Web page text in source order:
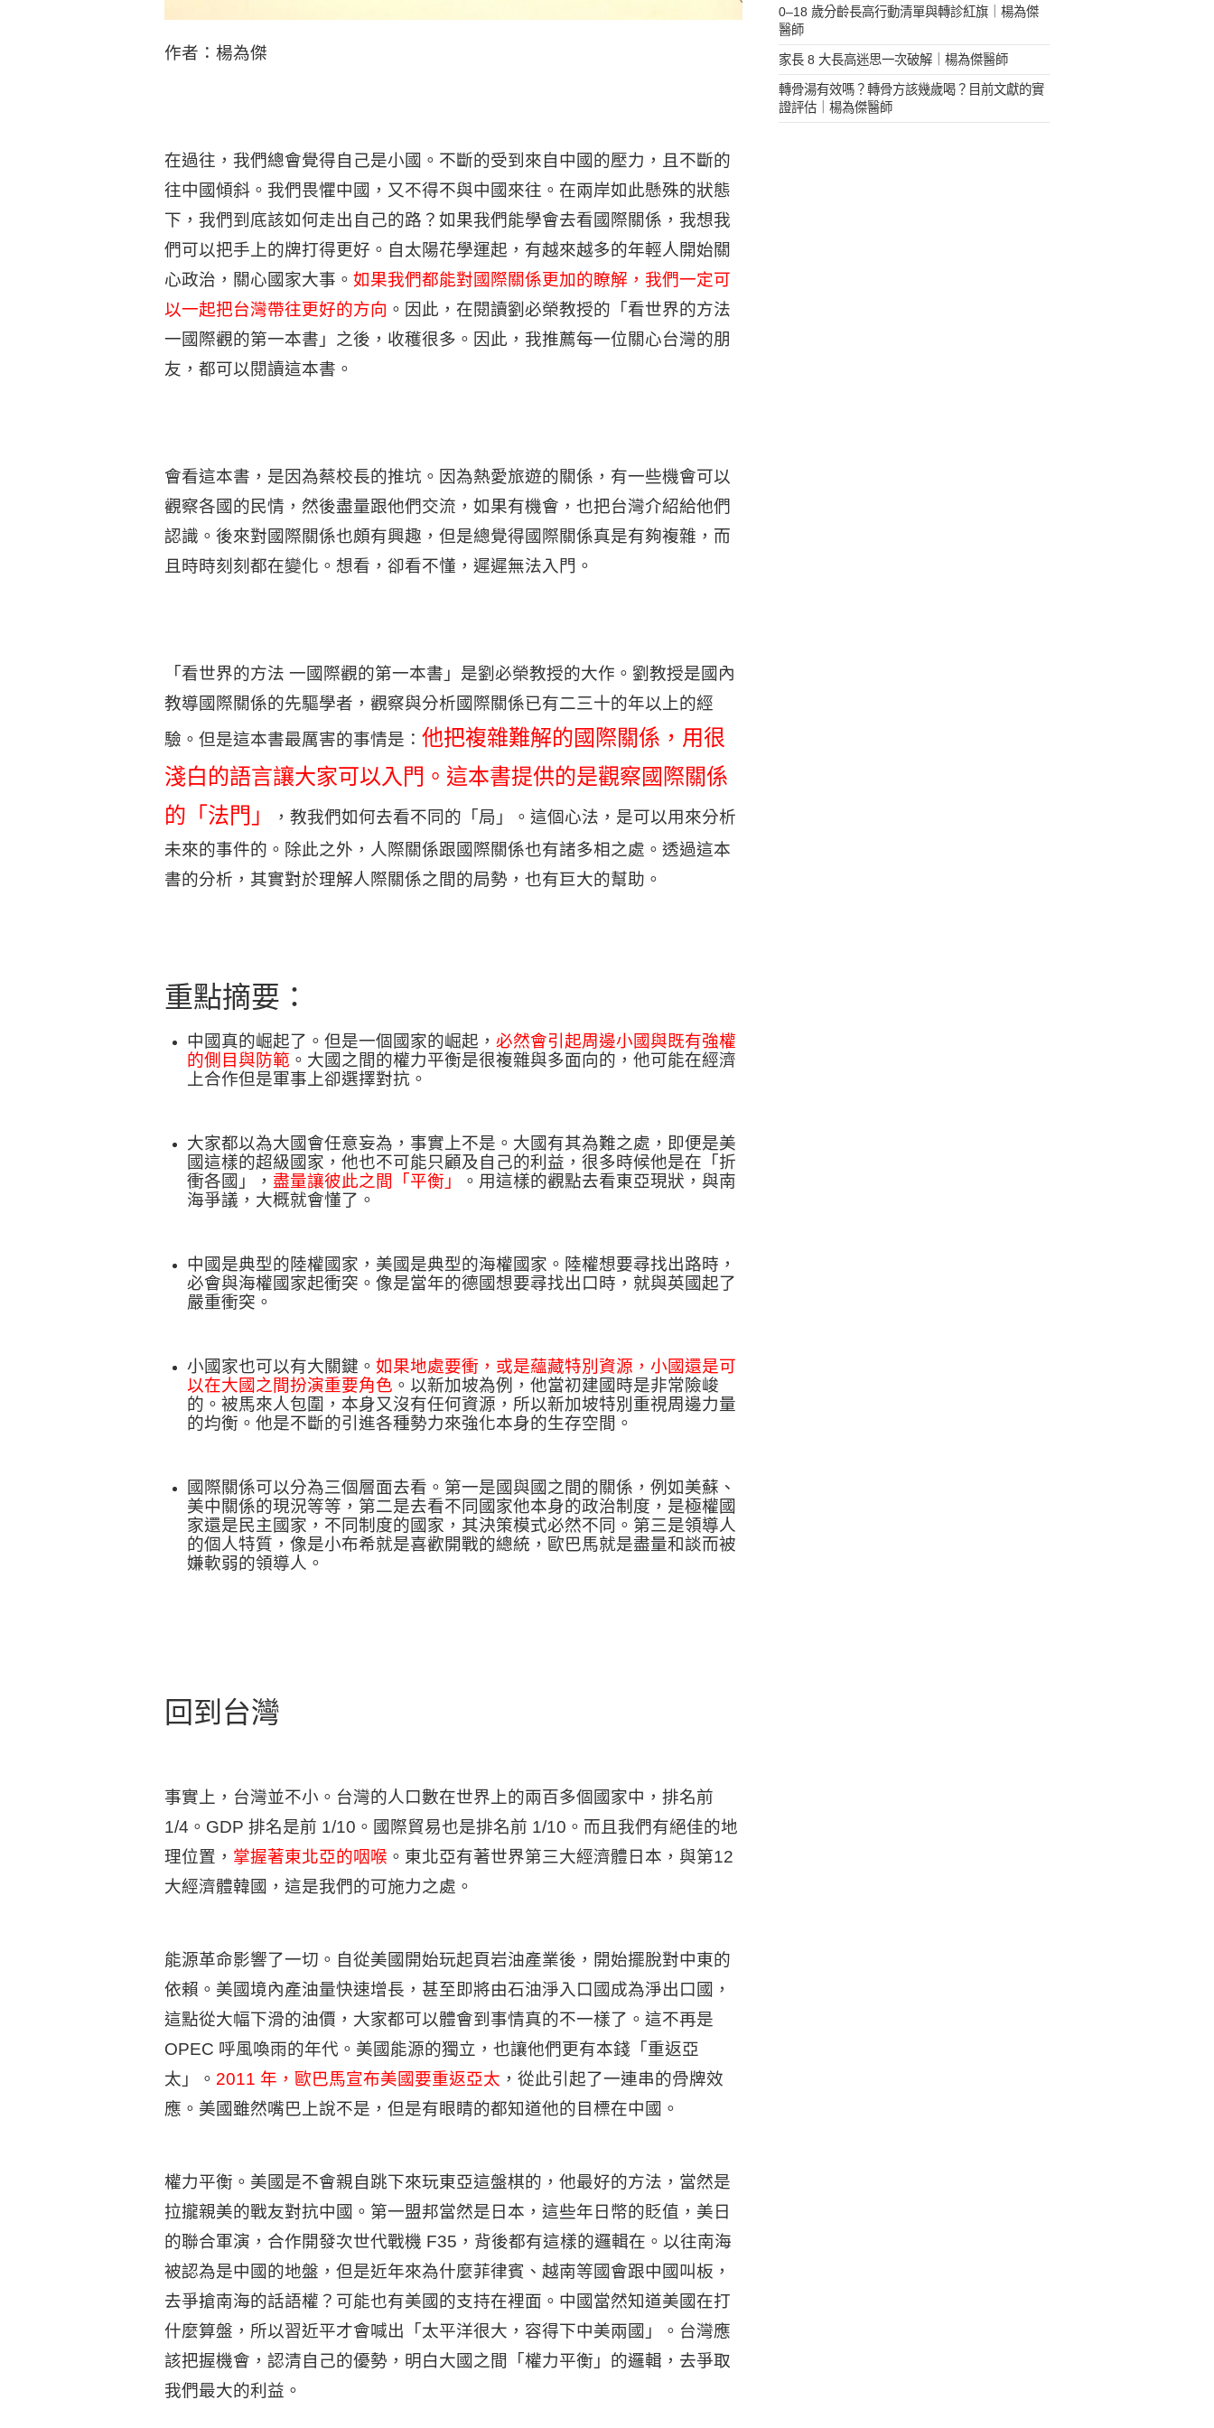
作者：楊為傑
在過往，我們總會覺得自己是小國。不斷的受到來自中國的壓力，且不斷的
往中國傾斜。我們畏懼中國，又不得不與中國來往。在兩岸如此懸殊的狀態
下，我們到底該如何走出自己的路？如果我們能學會去看國際關係，我想我
們可以把手上的牌打得更好。自太陽花學運起，有越來越多的年輕人開始關
心政治，關心國家大事。 如果我們都能對國際關係更加的瞭解，我們一定可
以一起把台灣帶往更好的方向 。因此，在閱讀劉必榮教授的「看世界的方法
一國際觀的第一本書」之後，收穫很多。因此，我推薦每一位關心台灣的朋
友，都可以閱讀這本書。
會看這本書，是因為蔡校長的推坑。因為熱愛旅遊的關係，有一些機會可以
觀察各國的民情，然後盡量跟他們交流，如果有機會，也把台灣介紹給他們
認識。後來對國際關係也頗有興趣，但是總覺得國際關係真是有夠複雜，而
且時時刻刻都在變化。想看，卻看不懂，遲遲無法入門。
「看世界的方法 一國際觀的第一本書」是劉必榮教授的大作。劉教授是國內
教導國際關係的先驅學者，觀察與分析國際關係已有二三十的年以上的經
驗。但是這本書最厲害的事情是： 他把複雜難解的國際關係，用很
淺白的語言讓大家可以入門。這本書提供的是觀察國際關係
的「法門」
，教我們如何去看不同的「局」。這個心法，是可以用來分析
未來的事件的。除此之外，人際關係跟國際關係也有諸多相之處。透過這本
書的分析，其實對於理解人際關係之間的局勢，也有巨大的幫助。
重點摘要：
中國真的崛起了。但是一個國家的崛起， 必然會引起周邊小國與既有強權
的側目與防範 。大國之間的權力平衡是很複雜與多面向的，他可能在經濟
上合作但是軍事上卻選擇對抗。
大家都以為大國會任意妄為，事實上不是。大國有其為難之處，即便是美
國這樣的超級國家，他也不可能只顧及自己的利益，很多時候他是在「折
衝各國」， 盡量讓彼此之間「平衡」
。用這樣的觀點去看東亞現狀，與南
海爭議，大概就會懂了。
中國是典型的陸權國家，美國是典型的海權國家。陸權想要尋找出路時，
必會與海權國家起衝突。像是當年的德國想要尋找出口時，就與英國起了
嚴重衝突。
小國家也可以有大關鍵。 如果地處要衝，或是蘊藏特別資源，小國還是可
以在大國之間扮演重要角色 。以新加坡為例，他當初建國時是非常險峻
的。被馬來人包圍，本身又沒有任何資源，所以新加坡特別重視周邊力量
的均衡。他是不斷的引進各種勢力來強化本身的生存空間。
國際關係可以分為三個層面去看。第一是國與國之間的關係，例如美蘇、
美中關係的現況等等，第二是去看不同國家他本身的政治制度，是極權國
家還是民主國家，不同制度的國家，其決策模式必然不同。第三是領導人
的個人特質，像是小布希就是喜歡開戰的總統，歐巴馬就是盡量和談而被
嫌軟弱的領導人。
回到台灣
事實上，台灣並不小。台灣的人口數在世界上的兩百多個國家中，排名前
1/4。GDP 排名是前 1/10。國際貿易也是排名前 1/10。而且我們有絕佳的地
理位置， 掌握著東北亞的咽喉 。東北亞有著世界第三大經濟體日本，與第12
大經濟體韓國，這是我們的可施力之處。
能源革命影響了一切。自從美國開始玩起頁岩油產業後，開始擺脫對中東的
依賴。美國境內產油量快速增長，甚至即將由石油淨入口國成為淨出口國，
這點從大幅下滑的油價，大家都可以體會到事情真的不一樣了。這不再是
OPEC 呼風喚雨的年代。美國能源的獨立，也讓他們更有本錢「重返亞
太」。 2011 年，歐巴馬宣布美國要重返亞太 ，從此引起了一連串的骨牌效
應。美國雖然嘴巴上說不是，但是有眼睛的都知道他的目標在中國。
權力平衡。美國是不會親自跳下來玩東亞這盤棋的，他最好的方法，當然是
拉攏親美的戰友對抗中國。第一盟邦當然是日本，這些年日幣的貶值，美日
的聯合軍演，合作開發次世代戰機 F35，背後都有這樣的邏輯在。以往南海
被認為是中國的地盤，但是近年來為什麼菲律賓、越南等國會跟中國叫板，
去爭搶南海的話語權？可能也有美國的支持在裡面。中國當然知道美國在打
什麼算盤，所以習近平才會喊出「太平洋很大，容得下中美兩國」。台灣應
該把握機會，認清自己的優勢，明白大國之間「權力平衡」的邏輯，去爭取
我們最大的利益。
0–18 歲分齡長高行動清單與轉診紅旗｜楊為傑
醫師
家長 8 大長高迷思一次破解｜楊為傑醫師
轉骨湯有效嗎？轉骨方該幾歲喝？目前文獻的實
證評估｜楊為傑醫師